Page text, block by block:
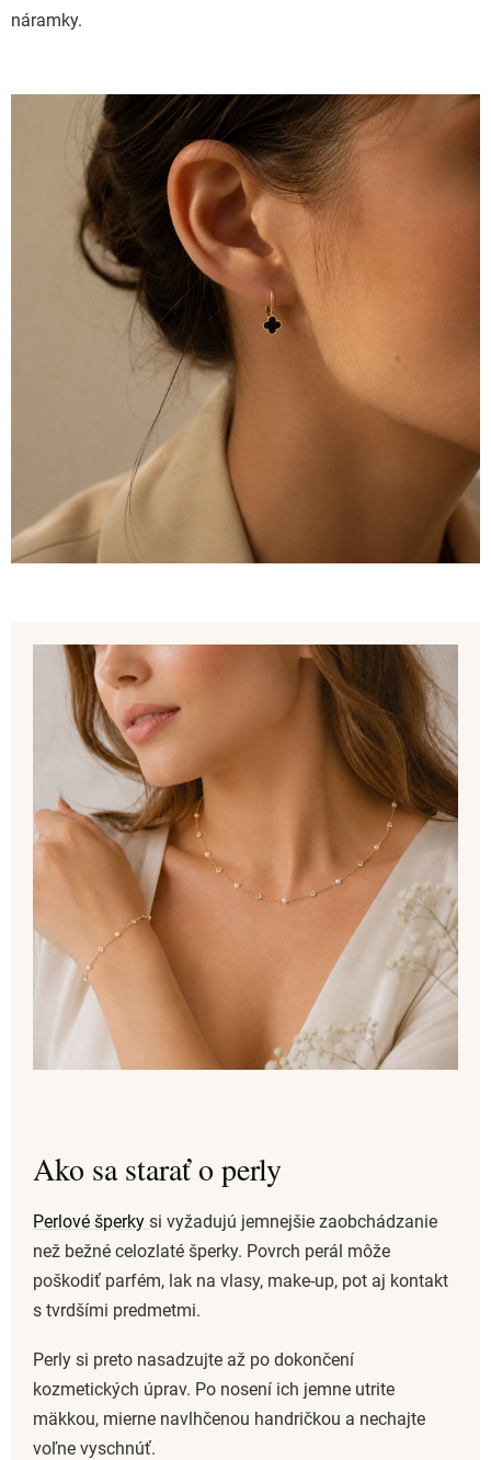
náramky.
Ako sa starať o perly
Perlové šperky si vyžadujú jemnejšie zaobchádzanie
než bežné celozlaté šperky. Povrch perál môže
poškodiť parfém, lak na vlasy, make-up, pot aj kontakt
s tvrdšími predmetmi.
Perly si preto nasadzujte až po dokončení
kozmetických úprav. Po nosení ich jemne utrite
mäkkou, mierne navlhčenou handričkou a nechajte
voľne vyschnúť.